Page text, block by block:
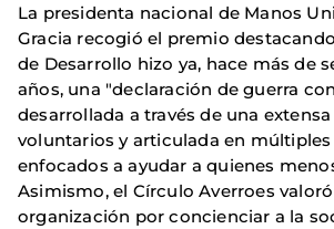
La presidenta nacional de Manos
Gracia recogió el premio
de Desarrollo hizo ya, hace más de
años, una "declaración de guerra
desarrollada a través de una
voluntarios y articulada en
enfocados a ayudar a quienes
Asimismo, el Círculo Averroes
organización por concienciar a la